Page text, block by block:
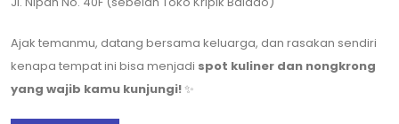
Ajak temanmu, datang bersama keluarga, dan rasakan sendiri
kenapa tempat ini bisa menjadi spot kuliner dan nongkrong
yang wajib kamu kunjungi!✨